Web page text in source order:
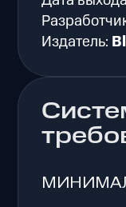
Издатель: